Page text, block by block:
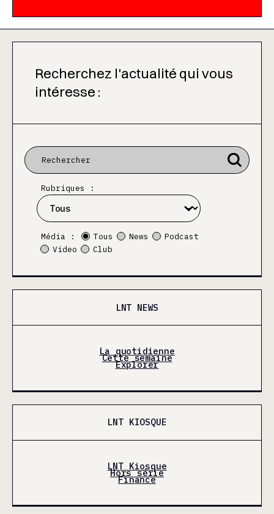
Recherchez l'actualité qui vous
intéresse :
Rubriques :
Média : Tous News
Podcast
Video
Club
LNT NEWS
La quotidienne
Cette semaine
Explorer
LNT KIOSQUE
LNT Kiosque
Hors série
Finance